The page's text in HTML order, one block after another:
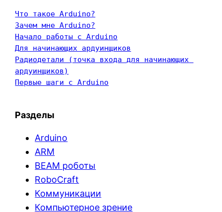
Что такое Arduino?
Зачем мне Arduino?
Начало работы с Arduino
Для начинающих ардуинщиков
Радиодетали (точка входа для начинающих
ардуинщиков)
Первые шаги с Arduino
Разделы
Arduino
ARM
BEAM роботы
RoboCraft
Коммуникации
Компьютерное зрение